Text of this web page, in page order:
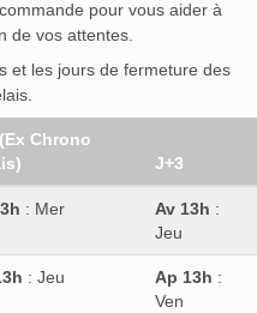
pour vous aider à
de vos attentes.
et les jours de fermeture des
Chrono
J+3
: Mer Av 13h :
Jeu
: Jeu Ap 13h :
Ven